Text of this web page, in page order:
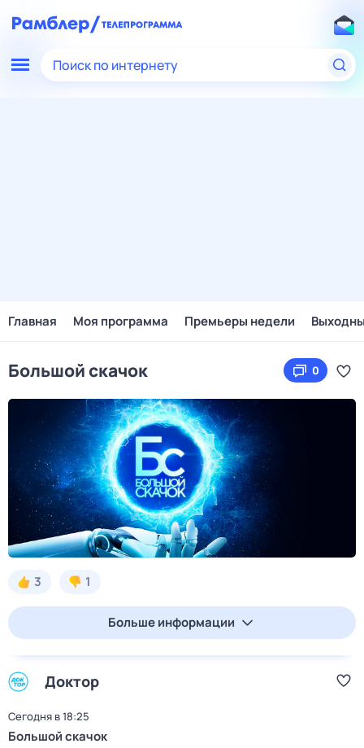
Поиск по интернету
Главная Моя программа Премьеры недели
Большой скачок 0
3 1
Больше информации
Доктор
Сегодня в 18:25
Большой скачок